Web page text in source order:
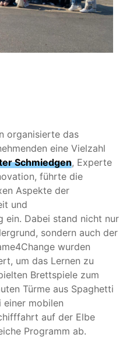
organisierte das
eine Vielzahl
Schmiedgen, Experte
führte die
Aspekte der
und
ein. Dabei stand nicht nur
sondern auch der
wurden
um das Lernen zu
Brettspiele zum
Türme aus Spaghetti
einer mobilen
auf der Elbe
Programm ab.